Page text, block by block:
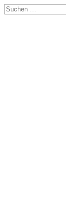
Suchen
nach: